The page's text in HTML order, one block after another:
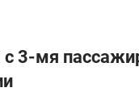
с 3-мя